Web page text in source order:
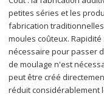
petites séries et les
fabrication
moules coûteux.
nécessaire pour passer
de moulage n'est
peut être créé
réduit considérablement